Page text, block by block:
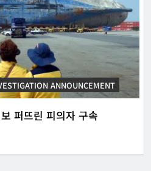
ANNOUNCEMENT
퍼뜨린 피의자 구속